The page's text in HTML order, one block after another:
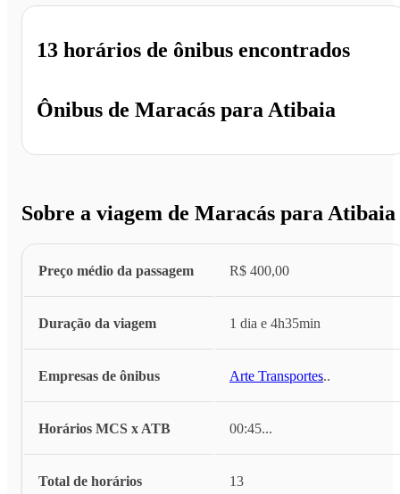
Ônibus de Maracás para Atibaia
13 horários de ônibus encontrados
Sobre a viagem de Maracás para Atibaia
Preço médio da passagem R$ 400,00
Duração da viagem 1 dia e 4h35min
Empresas de ônibus Arte Transportes...
Horários MCS x ATB 00:45...
Total de horários 13